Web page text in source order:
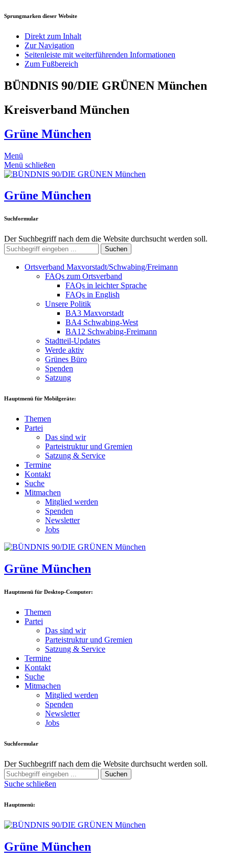
Sprungmarken dieser Website
Direkt zum Inhalt
Zur Navigation
Seitenleiste mit weiterführenden Informationen
Zum Fußbereich
BÜNDNIS 90/DIE GRÜNEN München
Kreisverband München
Grüne München
Menü
Menü schließen
Grüne München
Suchformular
Der Suchbegriff nach dem die Website durchsucht werden soll.
Suchen
Ortsverband Maxvorstadt/Schwabing/Freimann
FAQs zum Ortsverband
FAQs in leichter Sprache
FAQs in English
Unsere Politik
BA3 Maxvorstadt
BA4 Schwabing-West
BA12 Schwabing-Freimann
Stadtteil-Updates
Werde aktiv
Grünes Büro
Spenden
Satzung
Hauptmenü für Mobilgeräte:
Themen
Partei
Das sind wir
Parteistruktur und Gremien
Satzung & Service
Termine
Kontakt
Suche
Mitmachen
Mitglied werden
Spenden
Newsletter
Jobs
Grüne München
Hauptmenü für Desktop-Computer:
Themen
Partei
Das sind wir
Parteistruktur und Gremien
Satzung & Service
Termine
Kontakt
Suche
Mitmachen
Mitglied werden
Spenden
Newsletter
Jobs
Suchformular
Der Suchbegriff nach dem die Website durchsucht werden soll.
Suchen
Suche schließen
Hauptmenü:
Grüne München